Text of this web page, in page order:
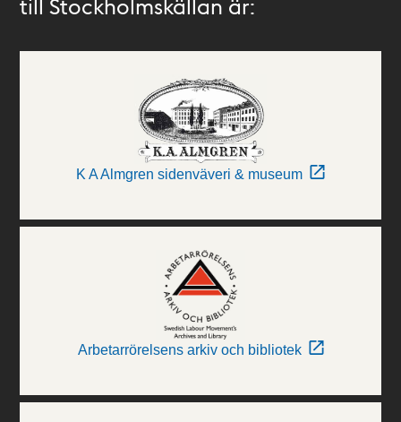
till Stockholmskällan är:
K A Almgren sidenväveri & museum
Arbetarrörelsens arkiv och bibliotek